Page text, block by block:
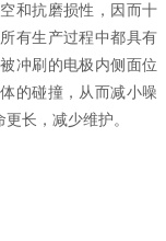
和抗磨损性，因而十
有生产过程中都具有
冲刷的电极内侧面位
的碰撞，从而减小噪
长，减少维护。